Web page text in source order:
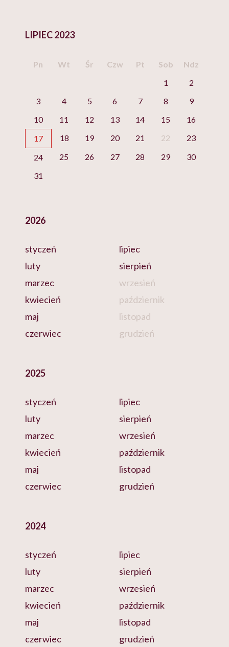
LIPIEC 2023
Pn Wt Śr Czw Pt Sob
Ndz
1
2
3
4 5 6 7 8
9
10
11 12 13 14 15
16
17
18 19 20 21 22
23
24
25 26 27 28 29
30
31
2026
styczeń
luty
marzec
kwiecień
maj
czerwiec
lipiec
sierpień
wrzesień
październik
listopad
grudzień
2025
styczeń
luty
marzec
kwiecień
maj
czerwiec
lipiec
sierpień
wrzesień
październik
listopad
grudzień
2024
styczeń
luty
marzec
kwiecień
maj
czerwiec
lipiec
sierpień
wrzesień
październik
listopad
grudzień